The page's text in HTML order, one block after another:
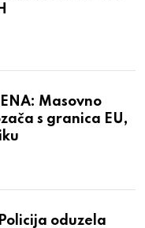
Masovno
s granica EU,
oduzela